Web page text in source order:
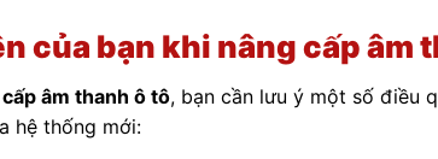
của bạn khi nâng cấp âm
âm thanh ô tô, bạn cần lưu ý một số điều
hệ thống mới: